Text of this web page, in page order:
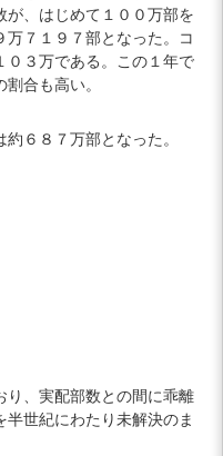
が、はじめて１００万部を
７１９７部となった。コ
０３万である。この１年で
合も高い。
６８７万部となった。
り、実配部数との間に乖離
世紀にわたり未解決のま